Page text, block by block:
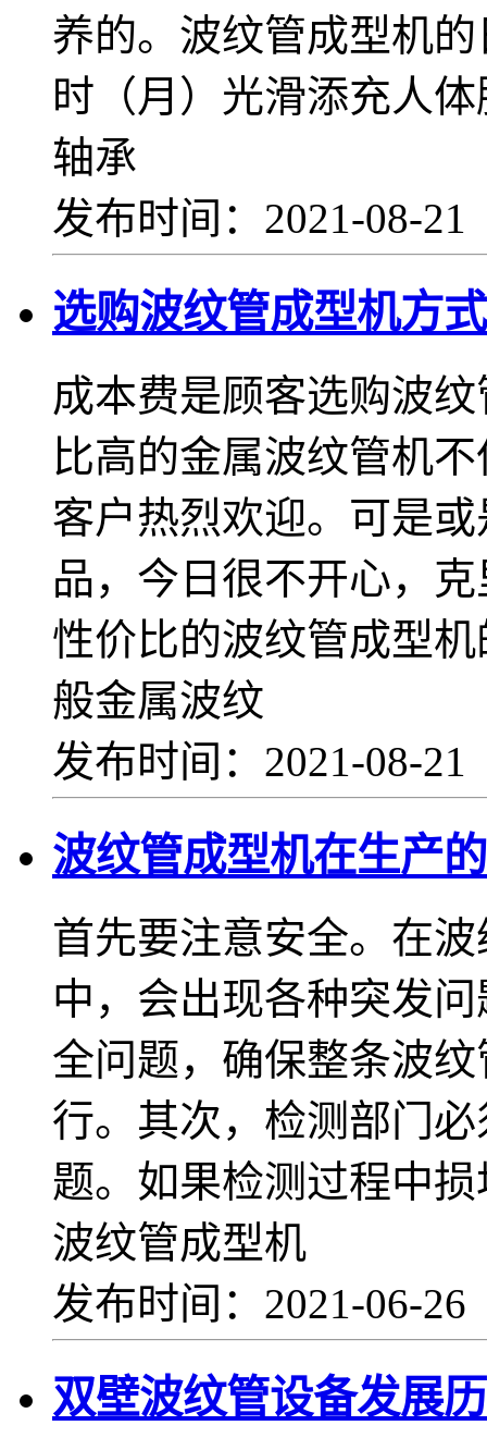
养的。波纹管成型机
时（月）光滑添充人
轴承
发布时间：2021-08-
选购波纹管成型机方
成本费是顾客选购波
比高的金属波纹管机
客户热烈欢迎。可是
品，今日很不开心，
性价比的波纹管成型
般金属波纹
发布时间：2021-08-
波纹管成型机在生产
首先要注意安全。在
中，会出现各种突发
全问题，确保整条波
行。其次，检测部门
题。如果检测过程中
波纹管成型机
发布时间：2021-06-
双壁波纹管设备发展